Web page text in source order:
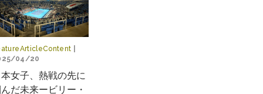
04/20
本女子、熱戦の先に
だ未来ービリー・